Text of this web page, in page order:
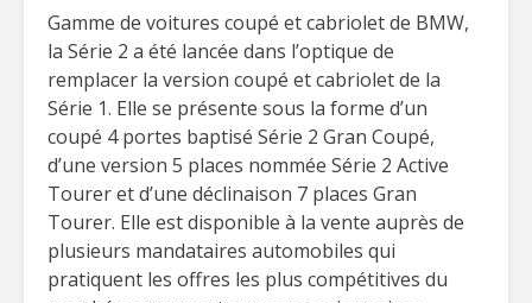
Gamme de voitures coupé et cabriolet de BMW,
la Série 2 a été lancée dans l’optique de
remplacer la version coupé et cabriolet de la
Série 1. Elle se présente sous la forme d’un
coupé 4 portes baptisé Série 2 Gran Coupé,
d’une version 5 places nommée Série 2 Active
Tourer et d’une déclinaison 7 places Gran
Tourer. Elle est disponible à la vente auprès de
plusieurs mandataires automobiles qui
pratiquent les offres les plus compétitives du